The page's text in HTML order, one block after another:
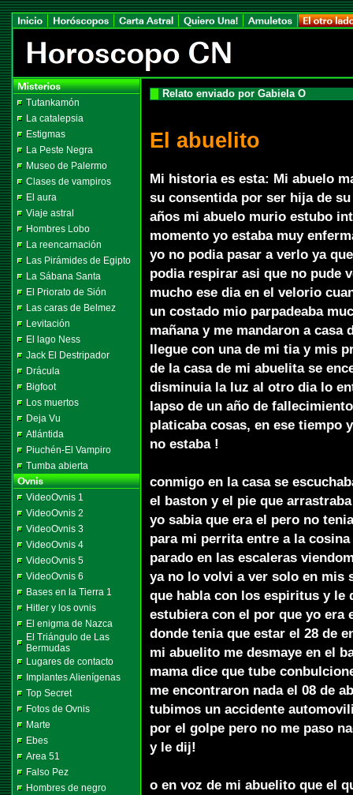
Tutankamón
La catalepsia
Estigmas
La Peste Negra
Museo de Palermo
Clases de vampiros
El aura
Viaje astral
Hombres Lobo
La reencarnación
Las Pirámides de Egipto
La Sábana Santa
El Priorato de Sión
Las caras de Belmez
Levitación
El lago Ness
Jack El Destripador
Drácula
Bigfoot
Los muertos
Deja Vu
Atlántida
Piuchén-El Vampiro
Tumba abierta
VideoOvnis 1
VideoOvnis 2
VideoOvnis 3
VideoOvnis 4
VideoOvnis 5
VideoOvnis 6
Bases en la Tierra 1
Hitler y los ovnis
El enigma de Nazca
El Triángulo de Las
Bermudas
Lugares de contacto
Implantes Alienígenas
Top Secret
Fotos de Ovnis
Marte
Ebes
Area 51
Falso Pez
Hombres de negro
Relato enviado por Gabiela O
El abuelito
Mi historia es esta: Mi abuelo
su consentida por ser hija de
años mi abuelo murio estubo
momento yo estaba muy
yo no podia pasar a verlo ya
podia respirar asi que no pude
mucho ese dia en el velorio
un costado mio parpadeaba
mañana y me mandaron a
llegue con una de mi tia y mis
de la casa de mi abuelita se
disminuia la luz al otro dia lo
lapso de un año de
platicaba cosas, en ese tiempo
no estaba !
conmigo en la casa se
el baston y el pie que
yo sabia que era el pero no
para mi perrita entre a la
parado en las escaleras
ya no lo volvi a ver solo en mis
que habla con los espiritus y le
estubiera con el por que yo era
donde tenia que estar el 28 de
mi abuelito me desmaye en el
mama dice que tube
me encontraron nada el 08 de
tubimos un accidente
por el golpe pero no me paso
y le dij!
o en voz de mi abuelito que el